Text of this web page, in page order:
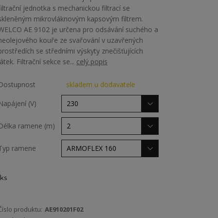
jednotka s mechanickou filtrací se
mikrovláknovým kapsovým filtrem.
AE 9102 je určena pro odsávání suchého a
kouře ze svařování v uzavřených
se středními výskyty znečišťujících
Filtrační sekce se... celý popis
skladem u dodavatele
(V)
ramene (m)
ramene
ks
produktu: AE910201F02